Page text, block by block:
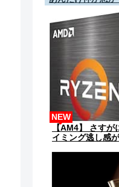
【AM4】 さす
イミング逃し感
NEW